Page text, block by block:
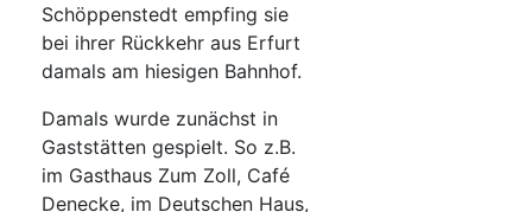
Schöppenstedt empfing sie
bei ihrer Rückkehr aus Erfurt
damals am hiesigen Bahnhof.
Damals wurde zunächst in
Gaststätten gespielt. So z.B.
im Gasthaus Zum Zoll, Café
Denecke, im Deutschen Haus,